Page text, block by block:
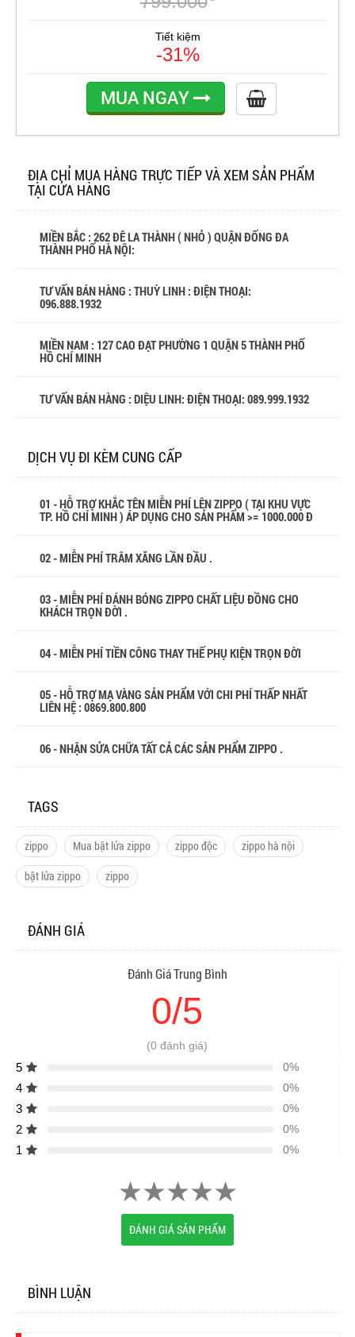
Tiết kiệm
-31%
MUA NGAY
ĐỊA CHỈ MUA HÀNG TRỰC TIẾP VÀ XEM SẢN PHẨM
TẠI CỬA HÀNG
MIỀN BẮC : 262 ĐÊ LA THÀNH ( NHỎ ) QUẬN ĐỐNG ĐA
THÀNH PHỐ HÀ NỘI:
TƯ VẤN BÁN HÀNG : THUỲ LINH : ĐIỆN THOẠI:
096.888.1932
MIỀN NAM : 127 CAO ĐẠT PHƯỜNG 1 QUẬN 5 THÀNH PHỐ
HỒ CHÍ MINH
TƯ VẤN BÁN HÀNG : DIỆU LINH: ĐIỆN THOẠI: 089.999.1932
DỊCH VỤ ĐI KÈM CUNG CẤP
01 - HỖ TRỢ KHẮC TÊN MIỄN PHÍ LÊN ZIPPO ( TẠI KHU VỰC
TP. HỒ CHÍ MINH ) ÁP DỤNG CHO SẢN PHẨM >= 1000.000 Đ
02 - MIỄN PHÍ TRÂM XĂNG LẦN ĐẦU .
03 - MIỄN PHÍ ĐÁNH BÓNG ZIPPO CHẤT LIỆU ĐỒNG CHO
KHÁCH TRỌN ĐỜI .
04 - MIỄN PHÍ TIỀN CÔNG THAY THẾ PHỤ KIỆN TRỌN ĐỜI
05 - HỖ TRỢ MẠ VÀNG SẢN PHẨM VỚI CHI PHÍ THẤP NHẤT
LIÊN HỆ : 0869.800.800
06 - NHẬN SỬA CHỮA TẤT CẢ CÁC SẢN PHẨM ZIPPO .
TAGS
zippo Mua bật lửa zippo zippo độc
zippo hà nội
bật lửa zippo
zippo
ĐÁNH GIÁ
Đánh Giá Trung Bình
0/5
(0 đánh giá)
5 0%
4 0%
3 0%
2 0%
1 0%
ĐÁNH GIÁ SẢN PHẨM
BÌNH LUẬN